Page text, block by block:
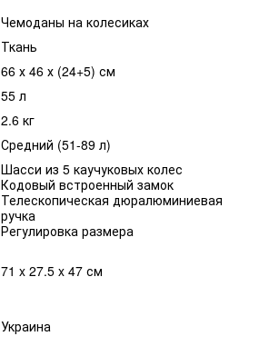
Чемоданы на колесиках
Ткань
66 х 46 х (24+5) см
55 л
2.6 кг
Средний (51-89 л)
Шасси из 5 каучуковых колес
Кодовый встроенный замок
Телескопическая дюралюминиевая
ручка
Регулировка размера
71 x 27.5 x 47 см
Украина